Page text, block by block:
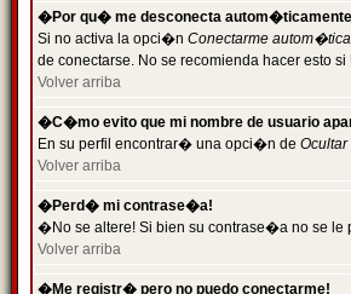
�Por qu� me desconecta
Si no activa la opci�n Conectarme
de conectarse. No se recomienda hacer esto
Volver arriba
�C�mo evito que mi nombre de usuario
En su perfil encontrar� una opci�n de
Volver arriba
�Perd� mi contrase�a!
�No se altere! Si bien su contrase�a no se le
Volver arriba
�Me registr� pero no puedo conectarme!